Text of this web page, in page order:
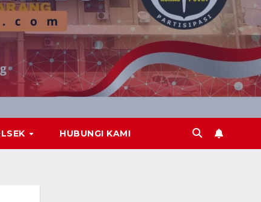
HUBUNGI KAMI